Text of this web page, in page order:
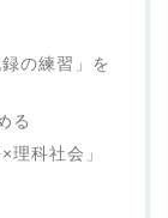
の練習」を
る
科社会」